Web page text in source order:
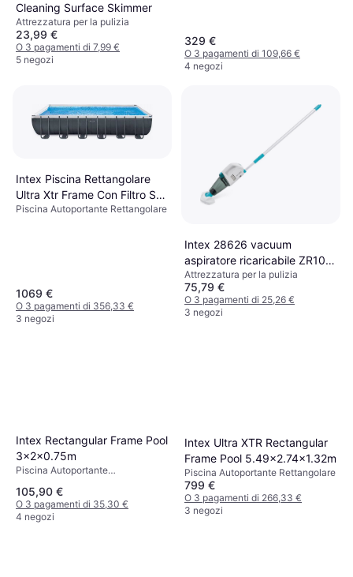
Cleaning Surface Skimmer
Attrezzatura per la pulizia
23,99 €
O 3 pagamenti di 7,99 €
5 negozi
329 €
O 3 pagamenti di 109,66 €
4 negozi
Intex Piscina Rettangolare
Ultra Xtr Frame Con Filtro S7
732X366X132
Piscina Autoportante Rettangolare
1069 €
O 3 pagamenti di 356,33 €
3 negozi
Intex 28626 vacuum
aspiratore ricaricabile ZR100
pulitore piscina Spa
Attrezzatura per la pulizia
75,79 €
O 3 pagamenti di 25,26 €
3 negozi
Intex Rectangular Frame Pool
3x2x0.75m
Piscina Autoportante
105,90 €
O 3 pagamenti di 35,30 €
4 negozi
Intex Ultra XTR Rectangular
Frame Pool 5.49x2.74x1.32m
Piscina Autoportante Rettangolare
799 €
O 3 pagamenti di 266,33 €
3 negozi